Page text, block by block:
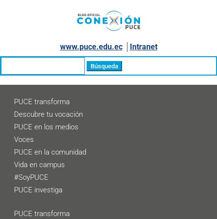
www.puce.edu.ec│ Intranet
PUCE transforma
Descubre tu vocación
PUCE en los medios
Voces
PUCE en la comunidad
Vida en campus
#SoyPUCE
PUCE investiga
PUCE transforma